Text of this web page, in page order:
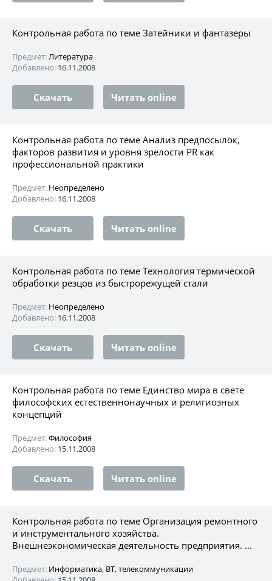
Контрольная работа по теме Затейники и фантазеры
Предмет:Литература
Добавлено: 16.11.2008
Скачать Читать online
Контрольная работа по теме Анализ предпосылок,
факторов развития и уровня зрелости PR как
профессиональной практики
Предмет: Неопределено
Добавлено: 16.11.2008
Скачать Читать online
Контрольная работа по теме Технология термической
обработки резцов из быстрорежущей стали
Предмет: Неопределено
Добавлено: 16.11.2008
Скачать Читать online
Контрольная работа по теме Единство мира в свете
философских естественнонаучных и религиозных
концепций
Предмет:Философия
Добавлено: 15.11.2008
Скачать Читать online
Контрольная работа по теме Организация ремонтного
и инструментального хозяйства.
Внешнеэкономическая деятельность предприятия. ...
Предмет: Информатика, ВТ, телекоммуникации